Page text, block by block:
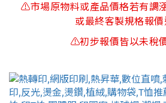
⚠市場原物料或產品價格若有調
或最終客製規格報價
⚠初步報價皆以未稅